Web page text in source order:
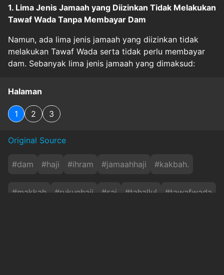
1. Lima Jenis Jamaah yang Diizinkan Tidak Melakukan
Tawaf Wada Tanpa Membayar Dam
Namun, ada lima jenis jamaah yang diizinkan tidak
melakukan Tawaf Wada serta tidak perlu membayar
dam. Sebanyak lima jenis jamaah yang dimaksud:
Halaman
1 2 3
Original Source
#dam #haji #ihram #jamaahhaji #kakbah.
#makkah #rukunhaji #sai #tahallul #tawafwada